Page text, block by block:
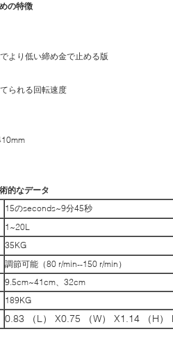
の特徴
より低い締め金で止める版
られる回転速度
的なデータ
15のseconds~9分45秒
1~20L
35KG
調節可能（80 r/min--150 r/min）
9.5cm~41cm、32cm
189KG
0.83 （L） X0.75 （W） X1.14 （H）